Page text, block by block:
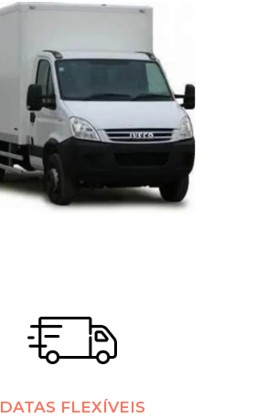
DATAS FLEXÍVEIS